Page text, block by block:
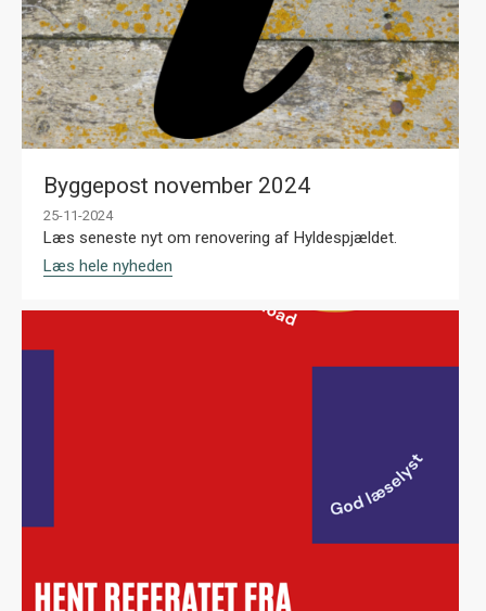
Byggepost november 2024
25-11-2024
Læs seneste nyt om renovering af Hyldespjældet.
Læs hele nyheden